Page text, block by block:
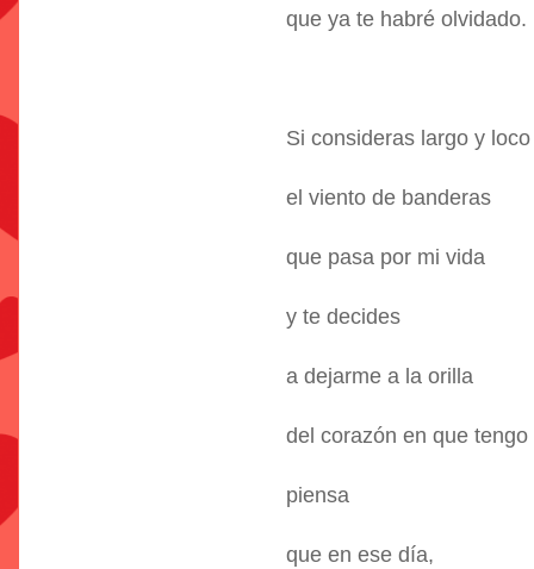
que ya te habré olvidado.
Si consideras largo y loco
el viento de banderas
que pasa por mi vida
y te decides
a dejarme a la orilla
del corazón en que
piensa
que en ese día,